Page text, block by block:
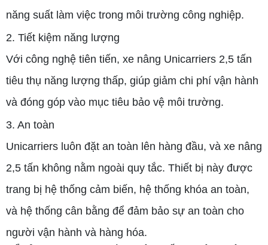
năng suất làm việc trong môi trường công nghiệp.
2. Tiết kiệm năng lượng
Với công nghệ tiên tiến, xe nâng Unicarriers 2,5 tấn
tiêu thụ năng lượng thấp, giúp giảm chi phí vận hành
và đóng góp vào mục tiêu bảo vệ môi trường.
3. An toàn
Unicarriers luôn đặt an toàn lên hàng đầu, và xe nâng
2,5 tấn không nằm ngoài quy tắc. Thiết bị này được
trang bị hệ thống cảm biến, hệ thống khóa an toàn,
và hệ thống cân bằng để đảm bảo sự an toàn cho
người vận hành và hàng hóa.